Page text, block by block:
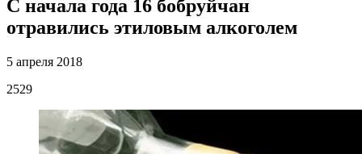
С начала года 16 бобруйчан
отравились этиловым алкоголем
5 апреля 2018
2529